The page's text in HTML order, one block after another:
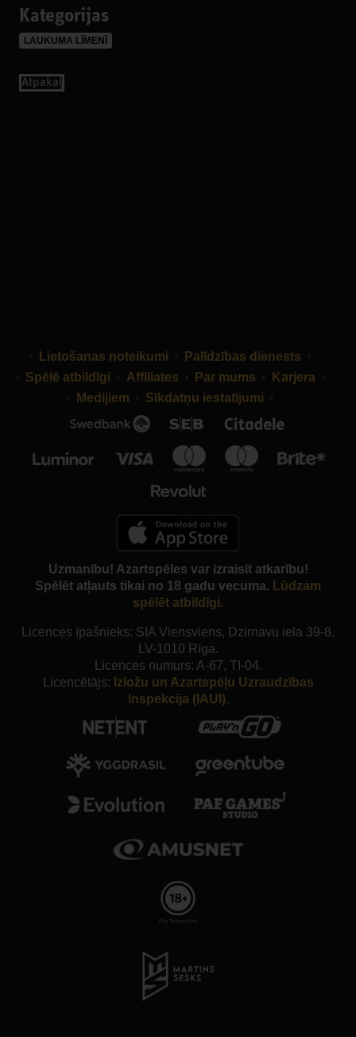
Kategorijas
LAUKUMA LĪMENĪ
Аtpakaļ
Lietošanas noteikumi
Palīdzības dienests
Spēlē atbildīgi
Affiliates Par mums
Karjera
Medijiem
Sīkdatņu iestatījumi
Uzmanību! Azartspēles var izraisīt atkarību!
Spēlēt atļauts tikai no 18 gadu vecuma. Lūdzam
spēlēt atbildīgi.
Licences īpašnieks: SIA Viensviens, Dzirnavu iela 39-8,
LV-1010 Rīga.
Licences numurs: A-67, TI-04.
Licencētājs: Izložu un Azartspēļu Uzraudzības
Inspekcija (IAUI).